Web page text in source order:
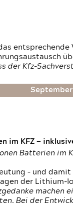
der Kfz-
September
KFZ —
Batterien im
– und
der Lithium-
Bei der